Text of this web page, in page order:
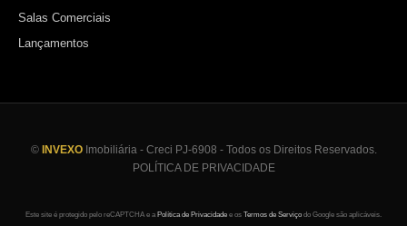
Salas Comerciais
Lançamentos
© INVEXOImobiliária - Creci PJ-6908 - Todos os Direitos Reservados.
POLÍTICA DE PRIVACIDADE
Este site é protegido pelo reCAPTCHA e a Política de Privacidade e os Termos de Serviço do Google são aplicáveis.